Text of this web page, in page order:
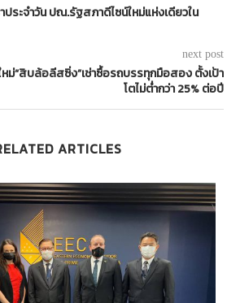
ระจำวัน ปณ.รัฐสภาดีไซน์ใหม่แห่งเดียวใน
next post
หม่“สิบล้อลีสซิ่ง”เช่าซื้อรถบรรทุกมือสอง ตั้งเป้า
โตไม่ต่ำกว่า 25% ต่อปี
ARTICLES